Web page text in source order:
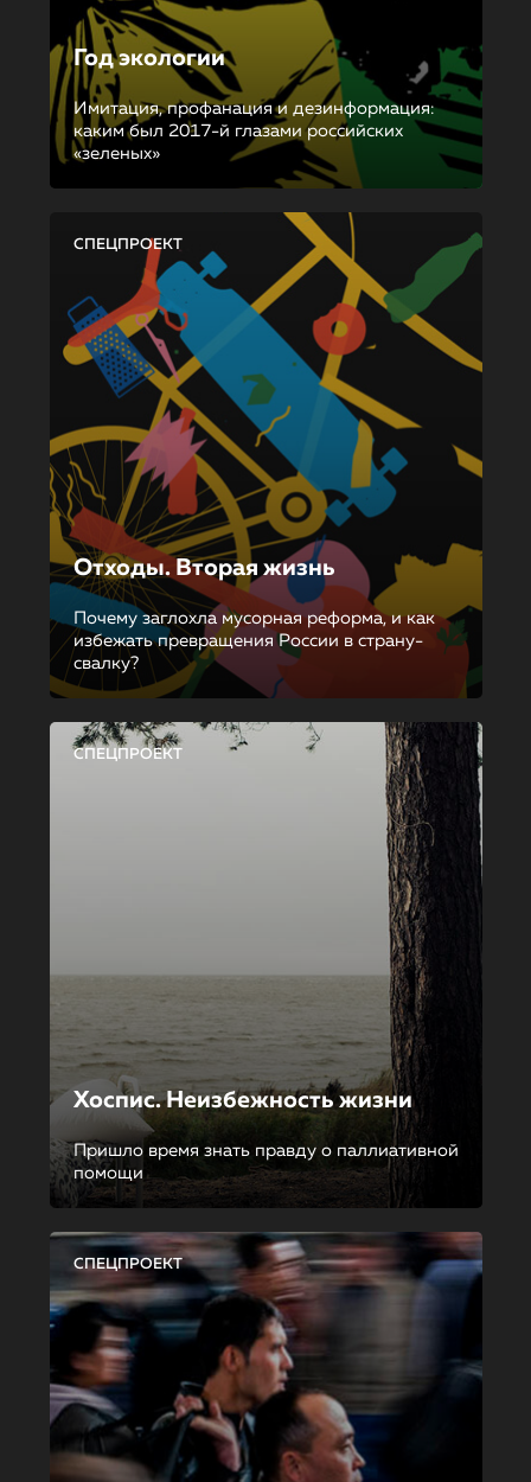
Год экологии
Имитация, профанация и дезинформация:
каким был 2017-й глазами российских
«зеленых»
СПЕЦПРОЕКТ
Отходы. Вторая жизнь
Почему заглохла мусорная реформа, и как
избежать превращения России в страну-
свалку?
СПЕЦПРОЕКТ
Хоспис. Неизбежность жизни
Пришло время знать правду о паллиативной
помощи
СПЕЦПРОЕКТ